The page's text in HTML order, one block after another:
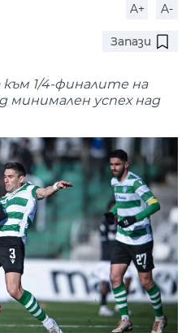
A+ A-
Запази
1/4-финалите на
минимален успех над